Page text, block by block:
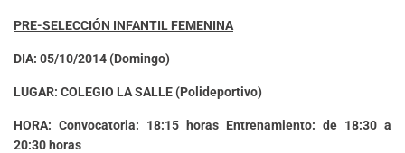
PRE-SELECCIÓN INFANTIL FEMENINA
DIA: 05/10/2014 (Domingo)
LUGAR: COLEGIO LA SALLE (Polideportivo)
HORA: Convocatoria: 18:15 horas Entrenamiento: de 18:30 a
20:30 horas